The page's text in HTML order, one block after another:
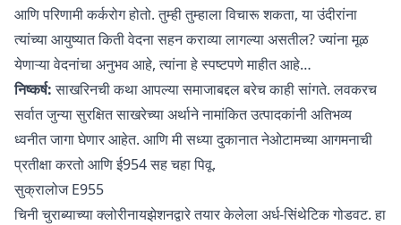
आणि परिणामी कर्करोग होतो. तुम्ही तुम्हाला विचारू शकता, या उंदीरांना
त्यांच्या आयुष्यात किती वेदना सहन कराव्या लागल्या असतील? ज्यांना मूळ
येणाऱ्या वेदनांचा अनुभव आहे, त्यांना हे स्पष्टपणे माहीत आहे…
निष्कर्ष:साखरिनची कथा आपल्या समाजाबद्दल बरेच काही सांगते. लवकरच
सर्वात जुन्या सुरक्षित साखरेच्या अर्थाने नामांकित उत्पादकांनी अतिभव्य
ध्वनीत जागा घेणार आहेत. आणि मी सध्या दुकानात नेओटामच्या आगमनाची
प्रतीक्षा करतो आणि ई954 सह चहा पिवू.
सुक्रालोज E955
चिनी चुराब्याच्या क्लोरीनायझेशनद्वारे तयार केलेला अर्ध-सिंथेटिक गोडवट. हा